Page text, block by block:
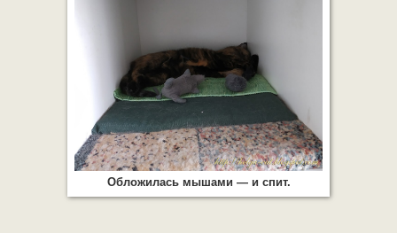
Обложилась мышами — и спит.